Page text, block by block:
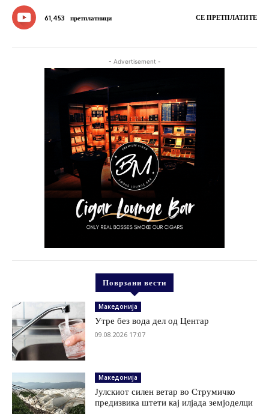
61,453 претплатници СЕ ПРЕТПЛАТИТЕ
- Advertisement -
Поврзани вести
Македонија
Утре без вода дел од Центар
09.08.2026 17:07
Македонија
Јулскиот силен ветар во Струмичко
предизвика штети кај илјада земјоделци